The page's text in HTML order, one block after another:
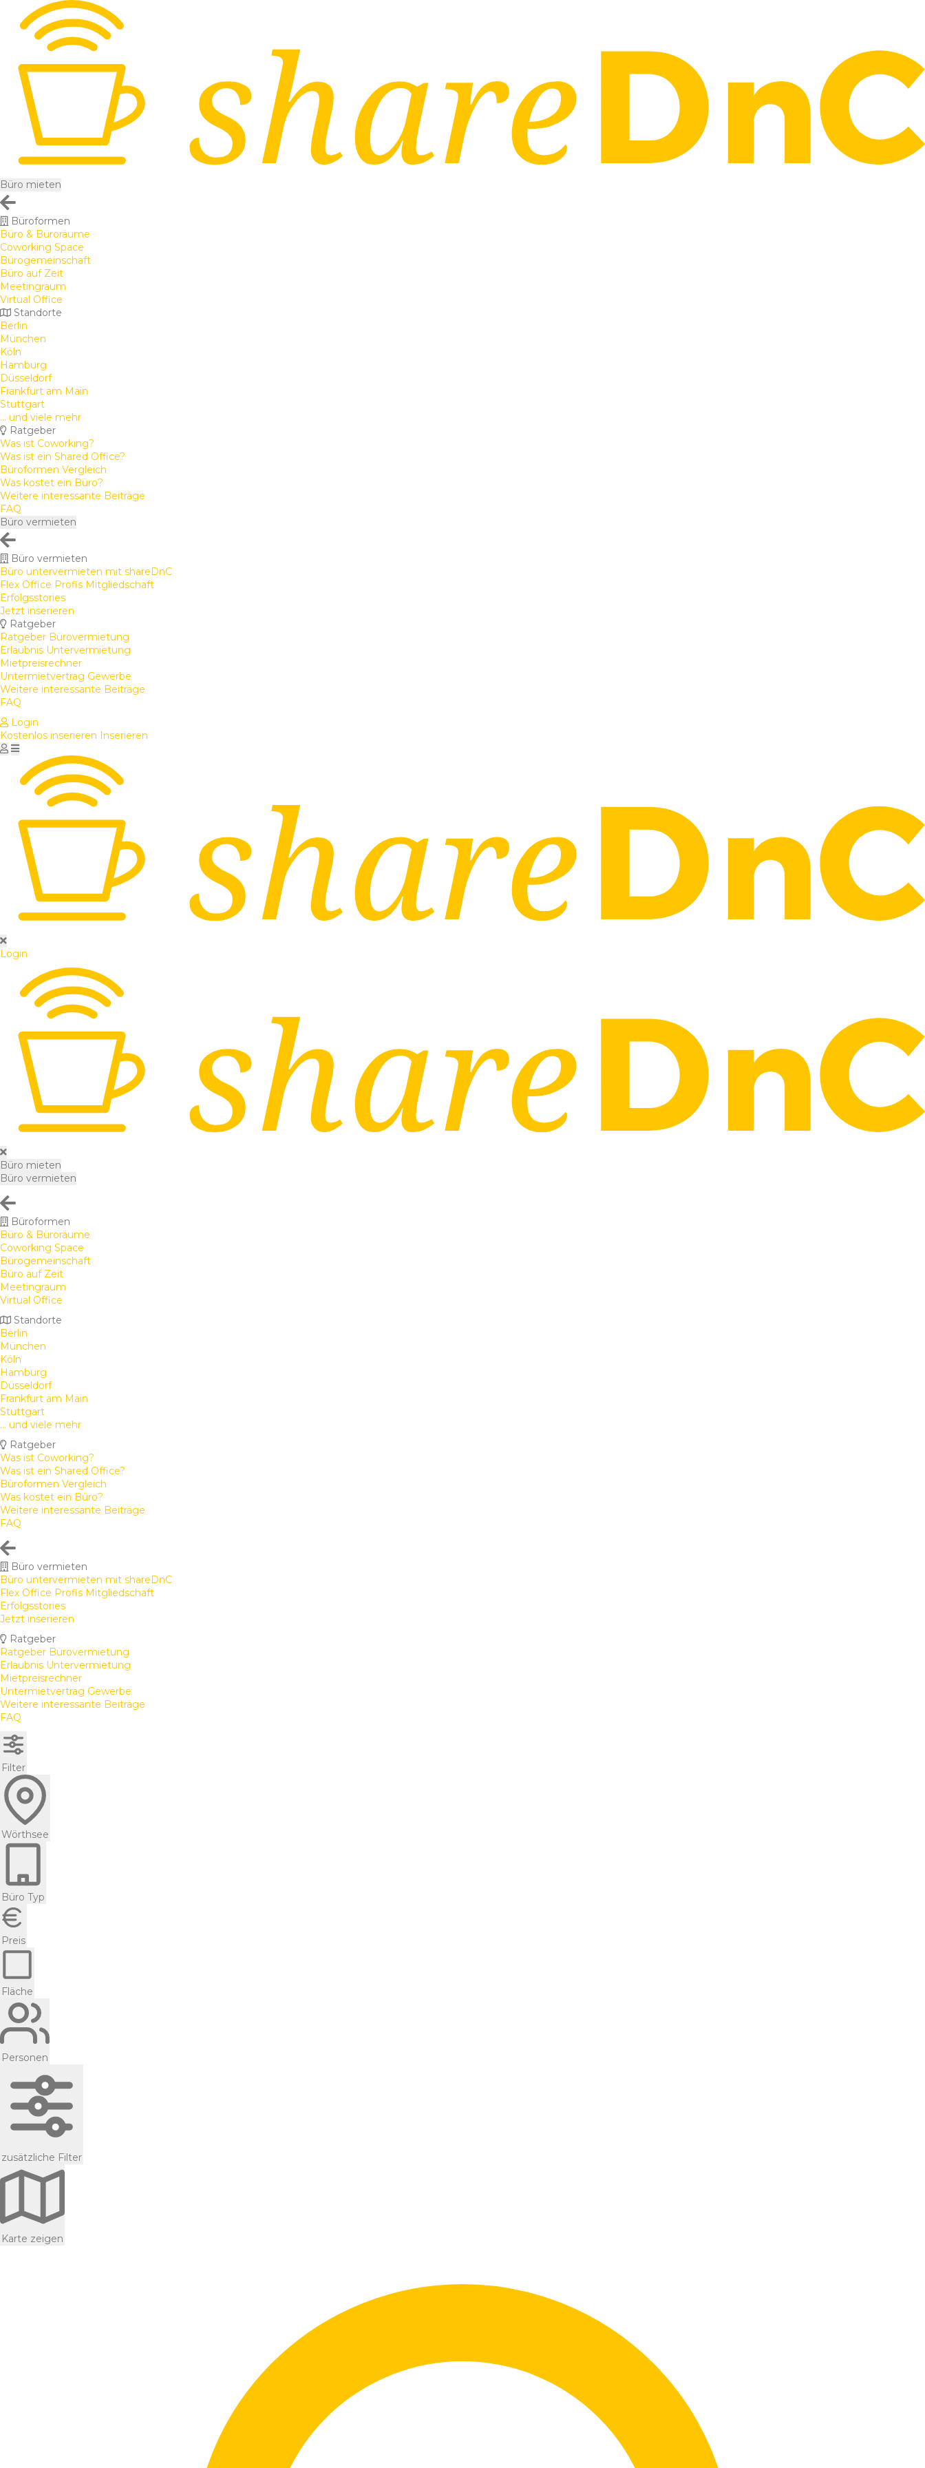
Büro mieten
Büroformen
Büro & Büroräume
Coworking Space
Bürogemeinschaft
Büro auf Zeit
Meetingraum
Virtual Office
Standorte
Berlin
München
Köln
Hamburg
Düsseldorf
Frankfurt am Main
Stuttgart
... und viele mehr
Ratgeber
Was ist Coworking?
Was ist ein Shared Office?
Büroformen Vergleich
Was kostet ein Büro?
Weitere interessante Beiträge
FAQ
Büro vermieten
Büro vermieten
Büro untervermieten mit shareDnC
Flex Office Profis Mitgliedschaft
Erfolgsstories
Jetzt inserieren
Ratgeber
Ratgeber Bürovermietung
Erlaubnis Untervermietung
Mietpreisrechner
Untermietvertrag Gewerbe
Weitere interessante Beiträge
FAQ
Login
Kostenlos inserieren Inserieren
Login
Büro mieten
Büro vermieten
Büroformen
Büro & Büroräume
Coworking Space
Bürogemeinschaft
Büro auf Zeit
Meetingraum
Virtual Office
Standorte
Berlin
München
Köln
Hamburg
Düsseldorf
Frankfurt am Main
Stuttgart
... und viele mehr
Ratgeber
Was ist Coworking?
Was ist ein Shared Office?
Büroformen Vergleich
Was kostet ein Büro?
Weitere interessante Beiträge
FAQ
Büro vermieten
Büro untervermieten mit shareDnC
Flex Office Profis Mitgliedschaft
Erfolgsstories
Jetzt inserieren
Ratgeber
Ratgeber Bürovermietung
Erlaubnis Untervermietung
Mietpreisrechner
Untermietvertrag Gewerbe
Weitere interessante Beiträge
FAQ
Filter
Wörthsee
Büro Typ
Preis
Fläche
Personen
zusätzliche Filter
Karte zeigen